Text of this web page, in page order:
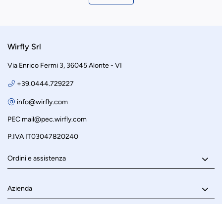
Wirfly Srl
Via Enrico Fermi 3, 36045 Alonte - VI
+39.0444.729227
info@wirfly.com
PEC mail@pec.wirfly.com
P.IVA IT03047820240
Ordini e assistenza
Azienda